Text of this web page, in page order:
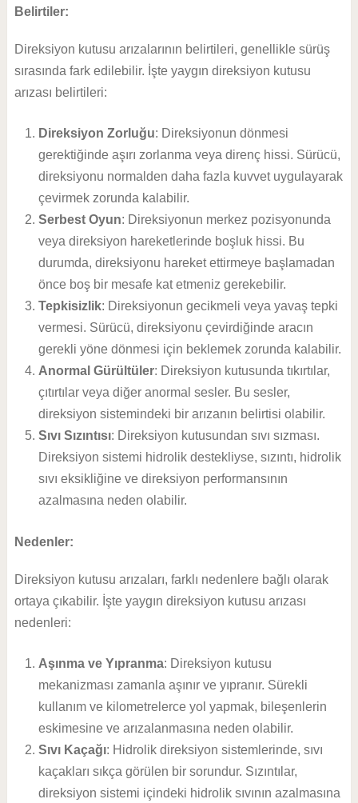
Belirtiler:
Direksiyon kutusu arızalarının belirtileri, genellikle sürüş
sırasında fark edilebilir. İşte yaygın direksiyon kutusu
arızası belirtileri:
Direksiyon Zorluğu: Direksiyonun dönmesi
gerektiğinde aşırı zorlanma veya direnç hissi. Sürücü,
direksiyonu normalden daha fazla kuvvet uygulayarak
çevirmek zorunda kalabilir.
Serbest Oyun: Direksiyonun merkez pozisyonunda
veya direksiyon hareketlerinde boşluk hissi. Bu
durumda, direksiyonu hareket ettirmeye başlamadan
önce boş bir mesafe kat etmeniz gerekebilir.
Tepkisizlik: Direksiyonun gecikmeli veya yavaş tepki
vermesi. Sürücü, direksiyonu çevirdiğinde aracın
gerekli yöne dönmesi için beklemek zorunda kalabilir.
Anormal Gürültüler: Direksiyon kutusunda tıkırtılar,
çıtırtılar veya diğer anormal sesler. Bu sesler,
direksiyon sistemindeki bir arızanın belirtisi olabilir.
Sıvı Sızıntısı: Direksiyon kutusundan sıvı sızması.
Direksiyon sistemi hidrolik destekliyse, sızıntı, hidrolik
sıvı eksikliğine ve direksiyon performansının
azalmasına neden olabilir.
Nedenler:
Direksiyon kutusu arızaları, farklı nedenlere bağlı olarak
ortaya çıkabilir. İşte yaygın direksiyon kutusu arızası
nedenleri:
Aşınma ve Yıpranma: Direksiyon kutusu
mekanizması zamanla aşınır ve yıpranır. Sürekli
kullanım ve kilometrelerce yol yapmak, bileşenlerin
eskimesine ve arızalanmasına neden olabilir.
Sıvı Kaçağı: Hidrolik direksiyon sistemlerinde, sıvı
kaçakları sıkça görülen bir sorundur. Sızıntılar,
direksiyon sistemi içindeki hidrolik sıvının azalmasına